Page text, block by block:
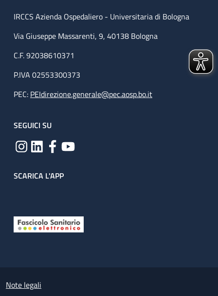
IRCCS Azienda Ospedaliero - Universitaria di Bologna
Via Giuseppe Massarenti, 9, 40138 Bologna
C.F. 92038610371
P.IVA 02553300373
PEC: PEIdirezione.generale@pec.aosp.bo.it
SEGUICI SU
SCARICA L'APP
Small prints
Note legali